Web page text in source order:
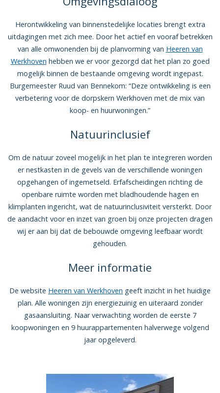
Herontwikkeling van binnenstedelijke locaties brengt extra
uitdagingen met zich mee. Door het actief en vooraf betrekken
van alle omwonenden bij de planvorming van Heeren van
Werkhoven hebben we er voor gezorgd dat het plan zo goed
mogelijk binnen de bestaande omgeving wordt ingepast.
Burgemeester Ruud van Bennekom: “Deze ontwikkeling is een
verbetering voor de dorpskern Werkhoven met de mix van
koop- en huurwoningen.”
Natuurinclusief
Om de natuur zoveel mogelijk in het plan te integreren worden
er nestkasten in de gevels van de verschillende woningen
opgehangen of ingemetseld. Erfafscheidingen richting de
openbare ruimte worden met bladhoudende hagen en
klimplanten ingericht, wat de natuurinclusiviteit versterkt. Door
de aandacht voor en inzet van groen bij onze projecten dragen
wij er aan bij dat de bebouwde omgeving leefbaar wordt
gehouden.
Meer informatie
De website Heeren van Werkhoven geeft inzicht in het huidige
plan. Alle woningen zijn energiezuinig en uiteraard zonder
gasaansluiting. Naar verwachting worden de eerste 7
koopwoningen en 9 huurappartementen halverwege volgend
jaar opgeleverd.